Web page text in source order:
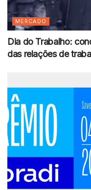
MERCADO
Dia do Trabalho:
das relações de